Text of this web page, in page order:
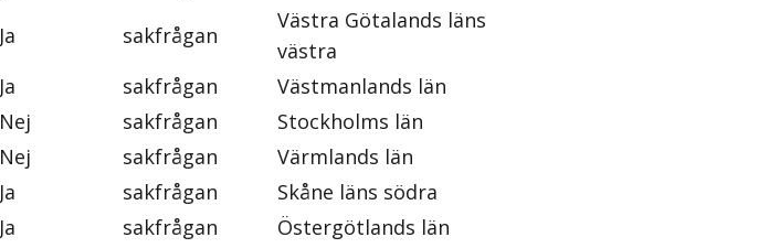
Ja sakfrågan
Västra Götalands läns
västra
Ja sakfrågan
Västmanlands län
Nej sakfrågan
Stockholms län
Nej sakfrågan
Värmlands län
Ja sakfrågan
Skåne läns södra
Ja sakfrågan
Östergötlands län